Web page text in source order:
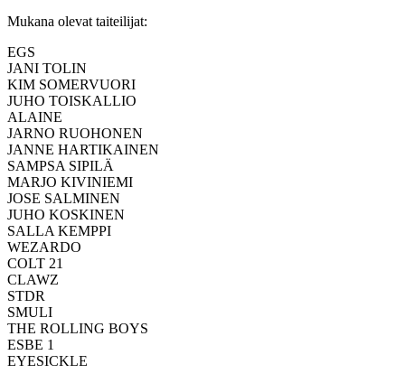
Mukana olevat taiteilijat:
EGS
JANI TOLIN
KIM SOMERVUORI
JUHO TOISKALLIO
ALAINE
JARNO RUOHONEN
JANNE HARTIKAINEN
SAMPSA SIPILÄ
MARJO KIVINIEMI
JOSE SALMINEN
JUHO KOSKINEN
SALLA KEMPPI
WEZARDO
COLT 21
CLAWZ
STDR
SMULI
THE ROLLING BOYS
ESBE 1
EYESICKLE